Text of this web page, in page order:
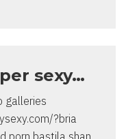
sexy…
galleries
?bria